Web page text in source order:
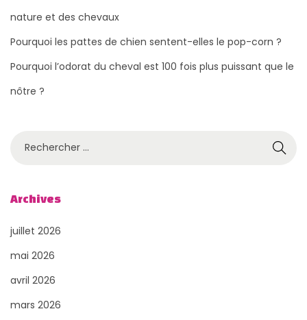
nature et des chevaux
Pourquoi les pattes de chien sentent-elles le pop-corn ?
Pourquoi l’odorat du cheval est 100 fois plus puissant que le
nôtre ?
h
r
c
r
Archives
juillet 2026
mai 2026
avril 2026
mars 2026